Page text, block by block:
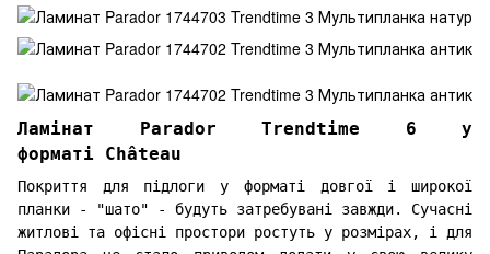
Ламінат Parador Trendtime 6 у
форматі Château
Покриття для підлоги у форматі довгої і широкої
планки - "шато" - будуть затребувані завжди. Сучасні
житлові та офісні простори ростуть у розмірах, і для